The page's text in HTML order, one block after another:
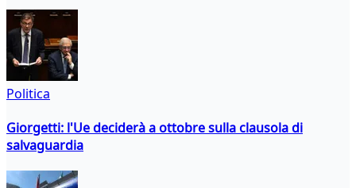
Politica
Giorgetti: l'Ue deciderà a ottobre sulla clausola di
salvaguardia